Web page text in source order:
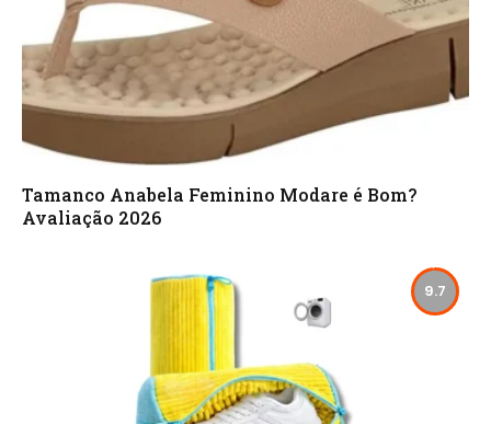
Tamanco Anabela Feminino Modare é Bom?
Avaliação 2026
9.7